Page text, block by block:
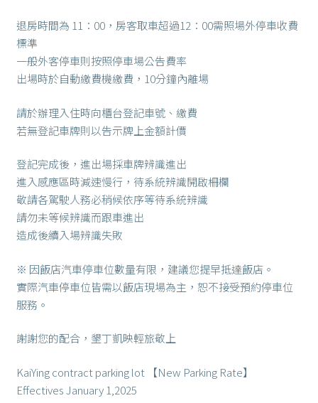
退房時間為 11：00，房客取車超過12：00需照場外停車收費
標準
一般外客停車則按照停車場公告費率
出場時於自動繳費機繳費，10分鐘內離場
請於辦理入住時向櫃台登記車號、繳費
若無登記車牌則以告示牌上金額計價
登記完成後，進出場採車牌辨識進出
進入感應區時減速慢行，待系統辨識開啟柵欄
敬請各駕駛人務必稍候依序等待系統辨識
請勿未等候辨識而跟車進出
造成後續入場辨識失敗
※ 因飯店汽車停車位數量有限，建議您提早抵達飯店。
實際汽車停車位皆需以飯店現場為主，恕不接受預約停車位
服務。
謝謝您的配合，墾丁凱映輕旅敬上
KaiYing contract parking lot 【New Parking Rate】
Effectives January 1,2025